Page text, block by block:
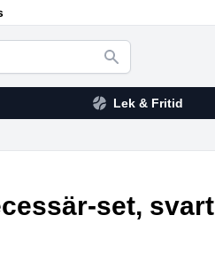
Lek & Fritid
svart